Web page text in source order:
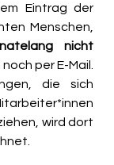
Eintrag der
Menschen,
nicht
per E-Mail.
die sich
wird dort